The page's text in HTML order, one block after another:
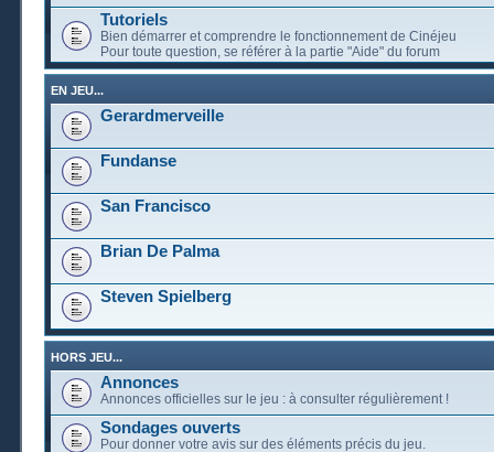
Tutoriels
Bien démarrer et comprendre le fonctionnement de Cinéjeu
Pour toute question, se référer à la partie "Aide" du forum
EN JEU...
Gerardmerveille
Fundanse
San Francisco
Brian De Palma
Steven Spielberg
HORS JEU...
Annonces
Annonces officielles sur le jeu : à consulter régulièrement !
Sondages ouverts
Pour donner votre avis sur des éléments précis du jeu.